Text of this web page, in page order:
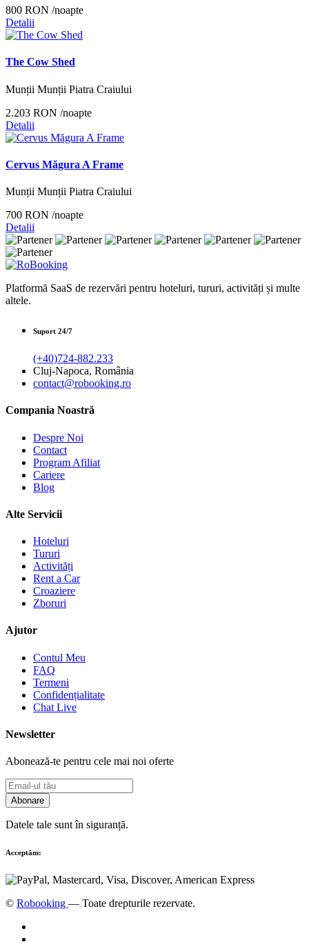
800 RON /noapte
Detalii
The Cow Shed
Munții Munții Piatra Craiului
2.203 RON /noapte
Detalii
Cervus Măgura A Frame
Munții Munții Piatra Craiului
700 RON /noapte
Detalii
Platformă SaaS de rezervări pentru hoteluri, tururi, activități și multe
altele.
Suport 24/7
(+40)724-882.233
Cluj-Napoca, România
contact@robooking.ro
Compania Noastră
Despre Noi
Contact
Program Afiliat
Cariere
Blog
Alte Servicii
Hoteluri
Tururi
Activități
Rent a Car
Croaziere
Zboruri
Ajutor
Contul Meu
FAQ
Termeni
Confidențialitate
Chat Live
Newsletter
Abonează-te pentru cele mai noi oferte
Abonare
Datele tale sunt în siguranță.
Acceptăm:
© Robooking — Toate drepturile rezervate.